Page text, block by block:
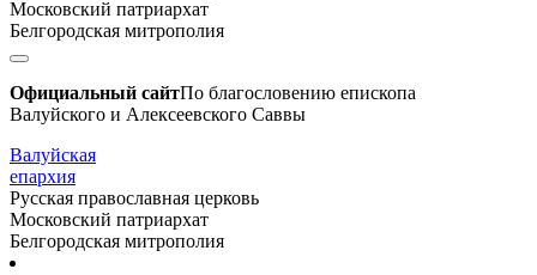
Московский патриархат
Белгородская митрополия
Официальный сайтПо благословению епископа
Валуйского и Алексеевского Саввы
Валуйская
епархия
Русская православная церковь
Московский патриархат
Белгородская митрополия